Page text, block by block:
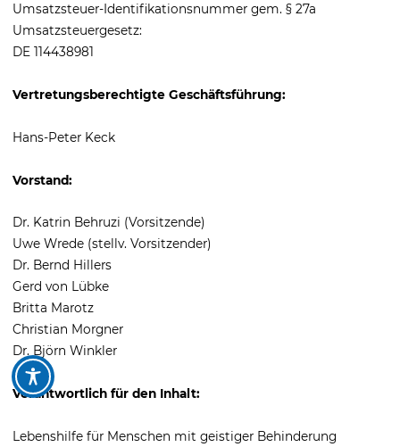
Umsatzsteuer-Identifikationsnummer gem. § 27a
Umsatzsteuergesetz:
DE 114438981
Vertretungsberechtigte Geschäftsführung:
Hans-Peter Keck
Vorstand:
Dr. Katrin Behruzi (Vorsitzende)
Uwe Wrede (stellv. Vorsitzender)
Dr. Bernd Hillers
Gerd von Lübke
Britta Marotz
Christian Morgner
Dr. Björn Winkler
Verantwortlich für den Inhalt:
Lebenshilfe für Menschen mit geistiger Behinderung